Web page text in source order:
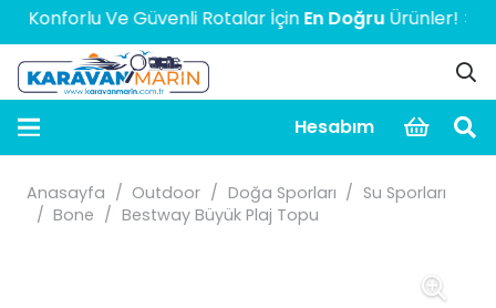
Ve Güvenli Rotalar İçinEn DoğruÜrünler! > > > >
Hesabım
Anasayfa / Outdoor / Doğa Sporları / Su Sporları
/ Bone / Bestway Büyük Plaj Topu